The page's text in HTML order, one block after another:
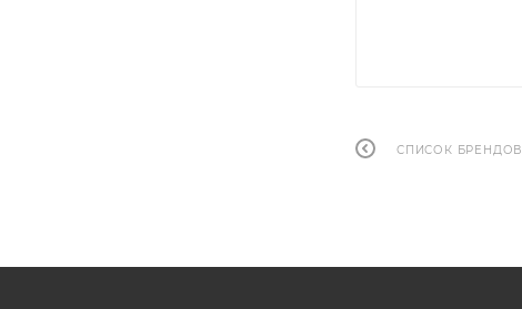
СПИСОК БРЕНДОВ